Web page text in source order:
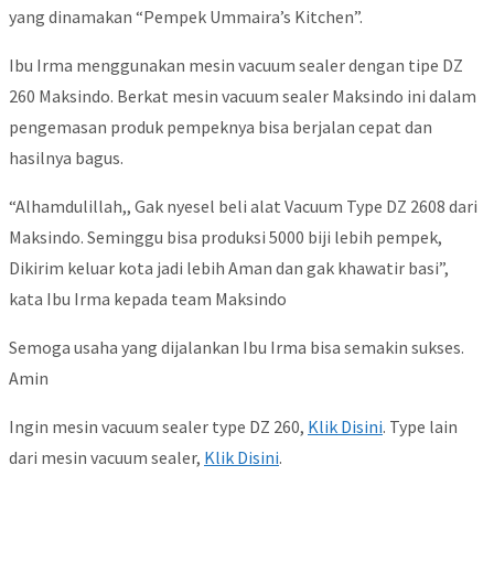
yang dinamakan “Pempek Ummaira’s Kitchen”.
Ibu Irma menggunakan mesin vacuum sealer dengan tipe DZ
260 Maksindo. Berkat mesin vacuum sealer Maksindo ini dalam
pengemasan produk pempeknya bisa berjalan cepat dan
hasilnya bagus.
“Alhamdulillah,, Gak nyesel beli alat Vacuum Type DZ 2608 dari
Maksindo. Seminggu bisa produksi 5000 biji lebih pempek,
Dikirim keluar kota jadi lebih Aman dan gak khawatir basi”,
kata Ibu Irma kepada team Maksindo
Semoga usaha yang dijalankan Ibu Irma bisa semakin sukses.
Amin
Ingin mesin vacuum sealer type DZ 260, Klik Disini. Type lain
dari mesin vacuum sealer, Klik Disini.